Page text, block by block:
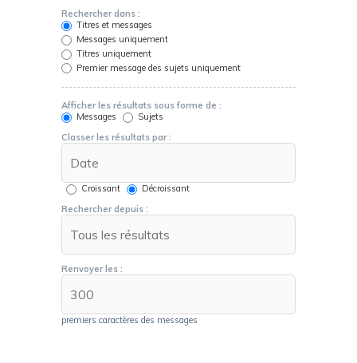
Rechercher dans :
Titres et messages
Messages uniquement
Titres uniquement
Premier message des sujets uniquement
Afficher les résultats sous forme de :
Messages
Sujets
Classer les résultats par :
Croissant
Décroissant
Rechercher depuis :
Renvoyer les :
premiers caractères des messages